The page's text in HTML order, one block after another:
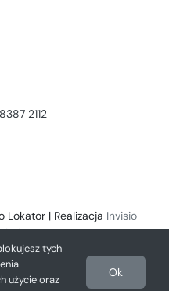
2112
| Realizacja Invisio
tych
użycie oraz
Ok